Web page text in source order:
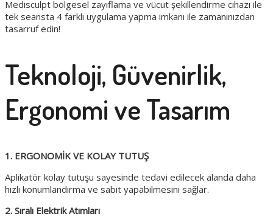
Medisculpt bölgesel zayıflama ve vücut şekillendirme cihazı ile
tek seansta 4 farklı uygulama yapma imkanı ile zamanınızdan
tasarruf edin!
Teknoloji, Güvenirlik,
Ergonomi ve Tasarım
1. ERGONOMİK VE KOLAY TUTUŞ
Aplikatör kolay tutuşu sayesinde tedavi edilecek alanda daha
hızlı konumlandırma ve sabit yapabilmesini sağlar.
2. Sıralı Elektrik Atımları